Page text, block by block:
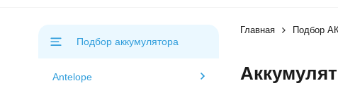
Главная Подбор
Подбор аккумулятора
Antelope